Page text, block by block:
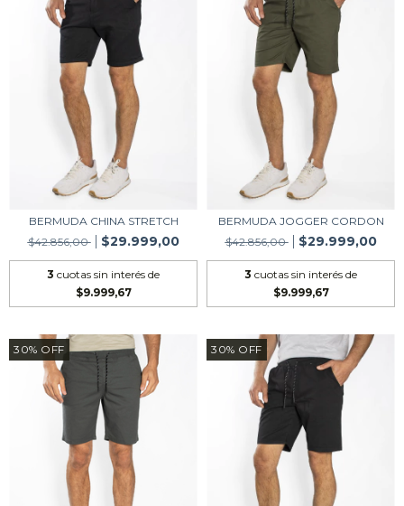
BERMUDA CHINA STRETCH
$42.856,00
$29.999,00
3 cuotas sin interés de
$9.999,67
BERMUDA JOGGER CORDON
$42.856,00
$29.999,00
3 cuotas sin interés de
$9.999,67
30% OFF 30% OFF